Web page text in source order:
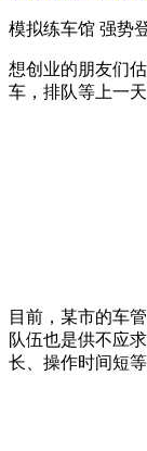
模拟练车馆 强势
想创业的朋友们
车，排队等上一
目前，某市的车
队伍也是供不应
长、操作时间短